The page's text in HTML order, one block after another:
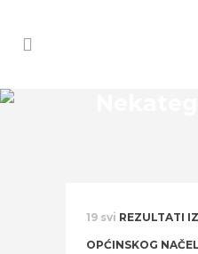
19 svi REZULTATI
OPĆINSKOG